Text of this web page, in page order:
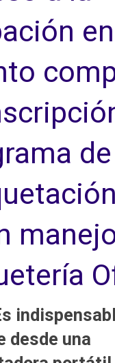
en
de
desde una